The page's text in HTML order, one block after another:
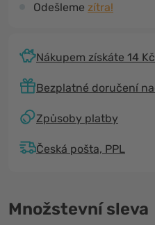
Odešleme zítra!
Nákupem získáte 14 Kč
Bezplatné doručení
Způsoby platby
Česká pošta, PPL
Množstevní sleva